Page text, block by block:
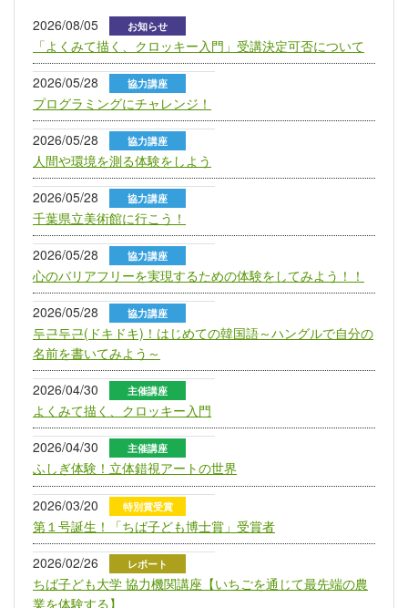
2026/08/05 お知らせ
「よくみて描く、クロッキー入門」受講決定可否について
2026/05/28 協力講座
プログラミングにチャレンジ！
2026/05/28 協力講座
人間や環境を測る体験をしよう
2026/05/28 協力講座
千葉県立美術館に行こう！
2026/05/28 協力講座
心のバリアフリーを実現するための体験をしてみよう！！
2026/05/28 協力講座
두근두근(ドキドキ)！はじめての韓国語～ハングルで自分の
名前を書いてみよう～
2026/04/30 主催講座
よくみて描く、クロッキー入門
2026/04/30 主催講座
ふしぎ体験！立体錯視アートの世界
2026/03/20 特別賞受賞
第１号誕生！「ちば子ども博士賞」受賞者
2026/02/26 レポート
ちば子ども大学 協力機関講座【いちごを通じて最先端の農
業を体験する】